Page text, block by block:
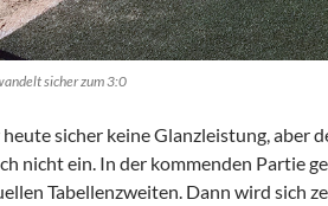
sicher zum 3:0
heute sicher keine Glanzleistung, aber
nicht ein. In der kommenden Partie
Tabellenzweiten. Dann wird sich